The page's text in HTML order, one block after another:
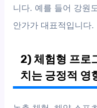
니다. 예를 들어 강원
안가가 대표적입니다.
2) 체험형 프로
치는 긍정적 영